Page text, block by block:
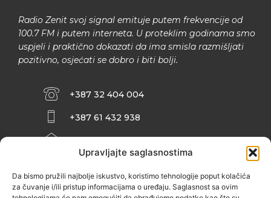
Upravljajte saglasnostima
Da bismo pružili najbolje iskustvo, koristimo tehnologije poput kolačića
za čuvanje i/ili pristup informacijama o uređaju. Saglasnost sa ovim
Radio Zenit svoj signal emituje putem frekvencije od
100.7 FM i putem interneta. U proteklim godinama smo
uspjeli i praktično dokazati da ima smisla razmišljati
pozitivno, osjećati se dobro i biti bolji.
+387 32 404 004
+387 61 432 938
INFO@ZENIT.BA
ZENIČANKA, 3. SPRAT), 72000 ZENICA